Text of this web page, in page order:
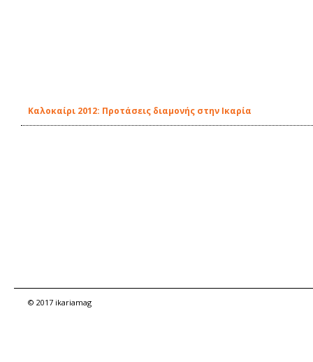
Καλοκαίρι 2012: Προτάσεις διαμονής στην Ικαρία
© 2017 ikariamag